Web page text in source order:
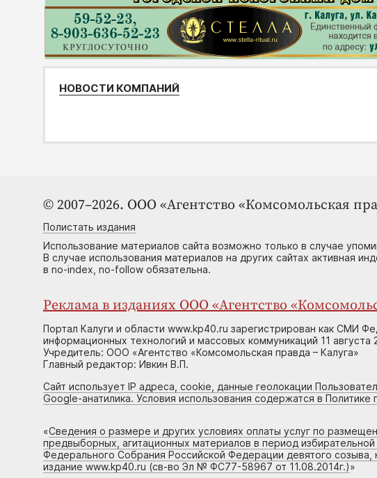
НОВОСТИ КОМПАНИЙ
© 2007–2026. ООО «Агентство «Комсомольская
Полистать издания
Использование материалов сайта возможно только в случае
В случае использования материалов на других сайтах активная
в no-index, no-follow обязательна.
Реклама в изданиях ООО «Агентство
Портал Калуги и области www.kp40.ru зарегистрирован как СМИ
информационных технологий и массовых коммуникаций 11
Учредитель: ООО «Агентство «Комсомольская правда – Калуга»
Главный редактор: Ивкин В.П.
Сайт использует IP адреса, cookie, данные геолокации
Google-анатилика. Условия использования содержатся в
«Сведения о размере и других условиях оплаты услуг по
предвыборных, агитационных материалов в период
Федерального Собрания Российской Федерации девятого созыва,
издание www.kp40.ru (св-во Эл № ФС77-58967 от 11.08.2014г.)»